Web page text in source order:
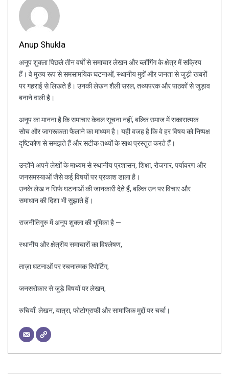
Anup Shukla
अनूप शुक्ला पिछले तीन वर्षों से समाचार लेखन और ब्लॉगिंग के क्षेत्र में सक्रिय
हैं। वे मुख्य रूप से समसामयिक घटनाओं, स्थानीय मुद्दों और जनता से जुड़ी खबरों
पर गहराई से लिखते हैं। उनकी लेखन शैली सरल, तथ्यपरक और पाठकों से जुड़ाव
बनाने वाली है।
अनूप का मानना है कि समाचार केवल सूचना नहीं, बल्कि समाज में सकारात्मक
सोच और जागरूकता फैलाने का माध्यम है। यही वजह है कि वे हर विषय को निष्पक्ष
दृष्टिकोण से समझते हैं और सटीक तथ्यों के साथ प्रस्तुत करते हैं।
उन्होंने अपने लेखों के माध्यम से स्थानीय प्रशासन, शिक्षा, रोजगार, पर्यावरण और
जनसमस्याओं जैसे कई विषयों पर प्रकाश डाला है।
उनके लेख न सिर्फ घटनाओं की जानकारी देते हैं, बल्कि उन पर विचार और
समाधान की दिशा भी सुझाते हैं।
राजनीतिगुरु में अनूप शुक्ला की भूमिका है —
स्थानीय और क्षेत्रीय समाचारों का विश्लेषण,
ताज़ा घटनाओं पर रचनात्मक रिपोर्टिंग,
जनसरोकार से जुड़े विषयों पर लेखन,
रुचियाँ: लेखन, यात्रा, फोटोग्राफी और सामाजिक मुद्दों पर चर्चा।